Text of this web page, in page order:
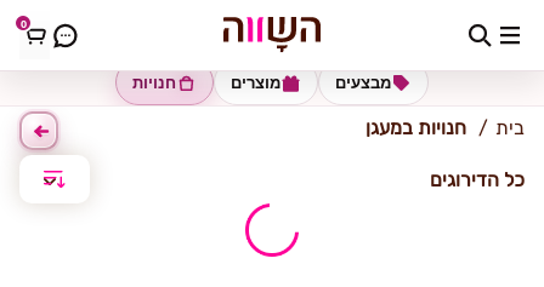
0 מעגן
חנויות מוצרים מבצעים
בית חנויות במעגן
כל הדירוגים